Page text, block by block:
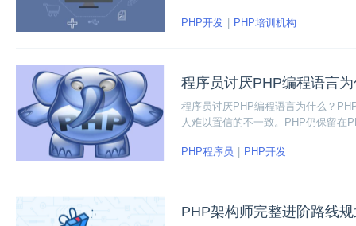
PHP开发
PHP培训机构
程序员讨厌PHP编程语言
程序员讨厌PHP编程语言为什么？
人难以置信的不一致。PHP仍保留在
PHP程序员
PHP开发
PHP架构师完整进阶路线